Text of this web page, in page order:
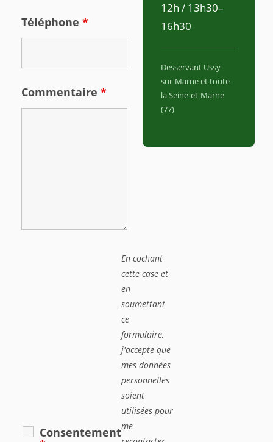
Téléphone *
Commentaire *
Consentement
En cochant
cette case et
en
soumettant
ce
formulaire,
j'accepte que
mes données
personnelles
soient
utilisées pour
me
12h / 13h30–
16h30
Desservant Ussy-
sur-Marne et toute
la Seine-et-Marne
(77)